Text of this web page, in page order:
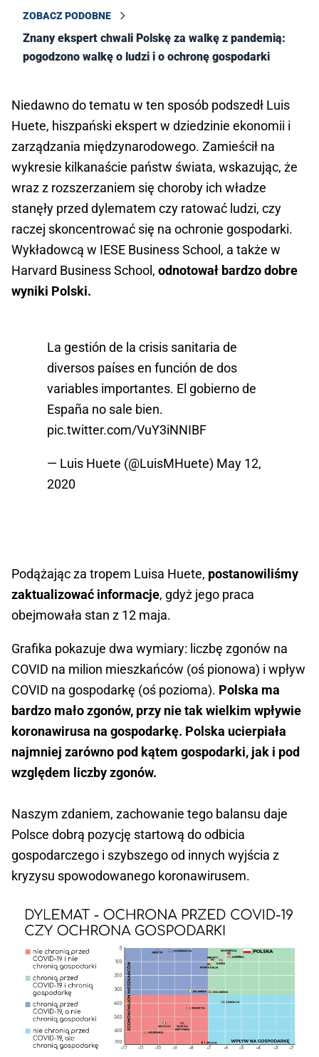
ZOBACZ PODOBNE
Znany ekspert chwali Polskę za walkę z pandemią:
pogodzono walkę o ludzi i o ochronę gospodarki
Niedawno do tematu w ten sposób podszedł Luis
Huete, hiszpański ekspert w dziedzinie ekonomii i
zarządzania międzynarodowego. Zamieścił na
wykresie kilkanaście państw świata, wskazując, że
wraz z rozszerzaniem się choroby ich władze
stanęły przed dylematem czy ratować ludzi, czy
raczej skoncentrować się na ochronie gospodarki.
Wykładowcą w IESE Business School, a także w
Harvard Business School, odnotował bardzo dobre
wyniki Polski.
La gestión de la crisis sanitaria de
diversos países en función de dos
variables importantes. El gobierno de
España no sale bien.
pic.twitter.com/VuY3iNNIBF
— Luis Huete (@LuisMHuete) May 12,
2020
Podążając za tropem Luisa Huete, postanowiliśmy
zaktualizować informacje, gdyż jego praca
obejmowała stan z 12 maja.
Grafika pokazuje dwa wymiary: liczbę zgonów na
COVID na milion mieszkańców (oś pionowa) i wpływ
COVID na gospodarkę (oś pozioma). Polska ma
bardzo mało zgonów, przy nie tak wielkim wpływie
koronawirusa na gospodarkę. Polska ucierpiała
najmniej zarówno pod kątem gospodarki, jak i pod
względem liczby zgonów.
Naszym zdaniem, zachowanie tego balansu daje
Polsce dobrą pozycję startową do odbicia
gospodarczego i szybszego od innych wyjścia z
kryzysu spowodowanego koronawirusem.